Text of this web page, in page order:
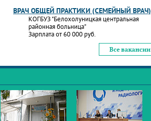
ВРАЧ ОБЩЕЙ ПРАКТИКИ (СЕМЕЙНЫЙ ВРАЧ)
КОГБУЗ "Белохолуницкая центральная
районная больница"
Зарплата от 60 000 руб.
Все вакансии